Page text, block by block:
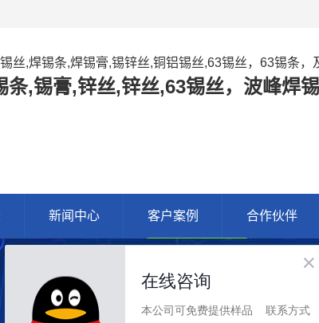
丝,焊锡条,焊锡膏,锡锌丝,铜铝锡丝,63锡丝，63锡条，
条,锡膏,锌丝,锌丝,63锡丝，波峰焊
新闻中心 客户案例 合作伙伴